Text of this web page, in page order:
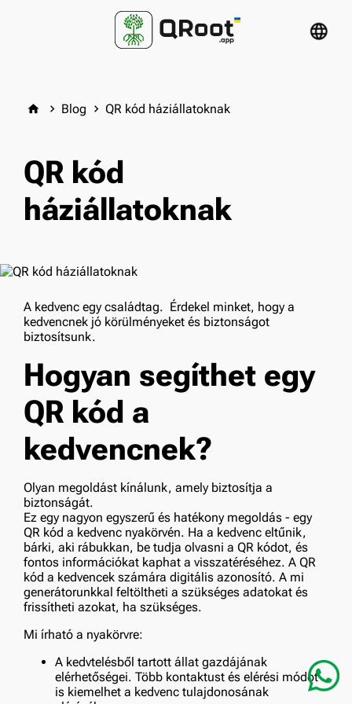
language
home keyboard_arrow_right Blog keyboard_arrow_right QR kód háziállatoknak
QR kód
háziállatoknak
A kedvenc egy családtag. Érdekel minket, hogy a
kedvencnek jó körülményeket és biztonságot
biztosítsunk.
Hogyan segíthet egy
QR kód a
kedvencnek?
Olyan megoldást kínálunk, amely biztosítja a
biztonságát.
Ez egy nagyon egyszerű és hatékony megoldás - egy
QR kód a kedvenc nyakörvén. Ha a kedvenc eltűnik,
bárki, aki rábukkan, be tudja olvasni a QR kódot, és
fontos információkat kaphat a visszatéréséhez. A QR
kód a kedvencek számára digitális azonosító. A mi
generátorunkkal feltöltheti a szükséges adatokat és
frissítheti azokat, ha szükséges.
Mi írható a nyakörvre:
A kedvtelésből tartott állat gazdájának
elérhetőségei. Több kontaktust és elérési módot
is kiemelhet a kedvenc tulajdonosának